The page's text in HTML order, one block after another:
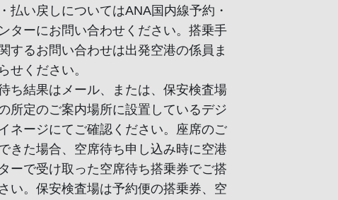
払い戻しについてはANA国内線予約・
ターにお問い合わせください。搭乗手
するお問い合わせは出発空港の係員ま
せください。
ち結果はメール、または、保安検査場
所定のご案内場所に設置しているデジ
ネージにてご確認ください。座席のご
きた場合、空席待ち申し込み時に空港
ーで受け取った空席待ち搭乗券でご搭
い。保安検査場は予約便の搭乗券、空